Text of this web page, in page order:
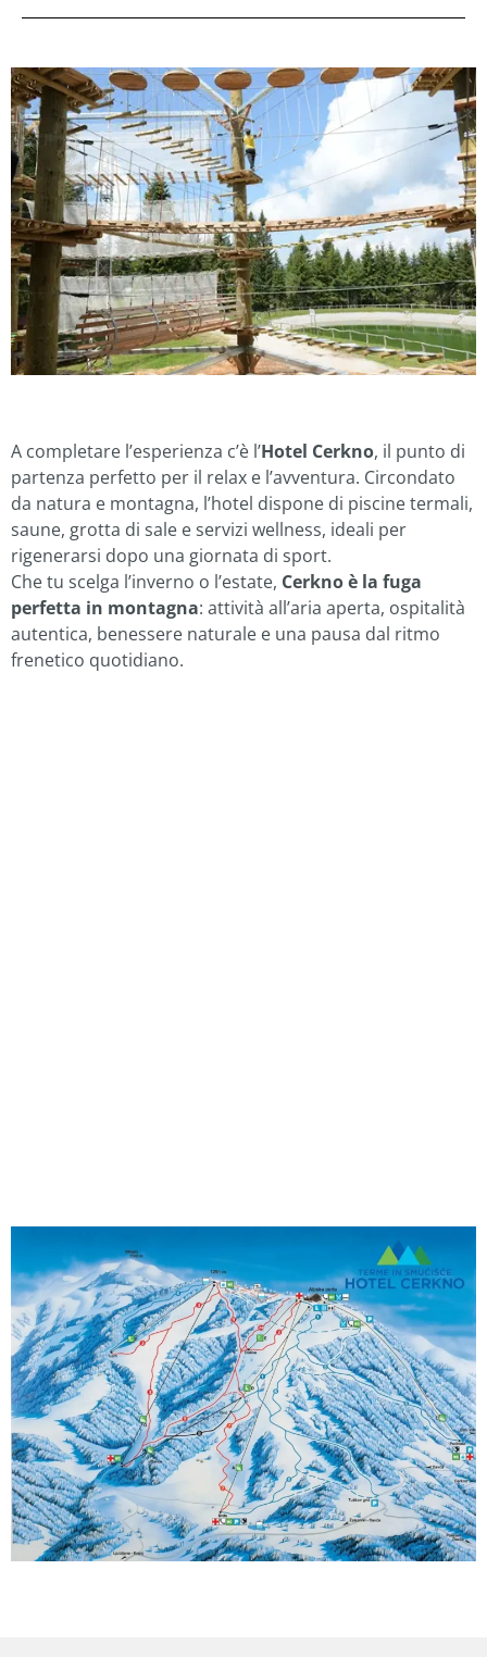
A completare l’esperienza c’è l’Hotel Cerkno, il punto di
partenza perfetto per il relax e l’avventura. Circondato
da natura e montagna, l’hotel dispone di piscine termali,
saune, grotta di sale e servizi wellness, ideali per
rigenerarsi dopo una giornata di sport.
Che tu scelga l’inverno o l’estate, Cerkno è la fuga
perfetta in montagna: attività all’aria aperta, ospitalità
autentica, benessere naturale e una pausa dal ritmo
frenetico quotidiano.